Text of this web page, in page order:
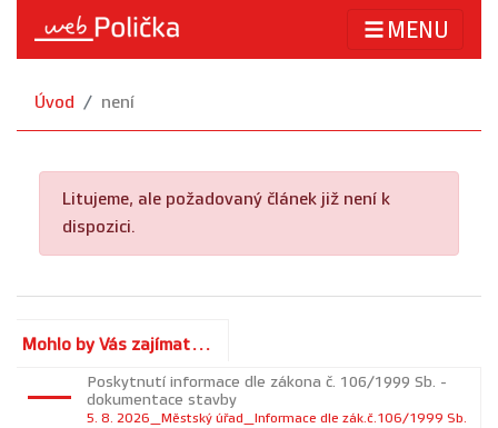
MENU
Úvod není
Litujeme, ale požadovaný článek již není k
dispozici.
Mohlo by Vás zajímat...
Poskytnutí informace dle zákona č. 106/1999 Sb. -
dokumentace stavby
5. 8. 2026_Městský úřad_Informace dle zák.č.106/1999 Sb.